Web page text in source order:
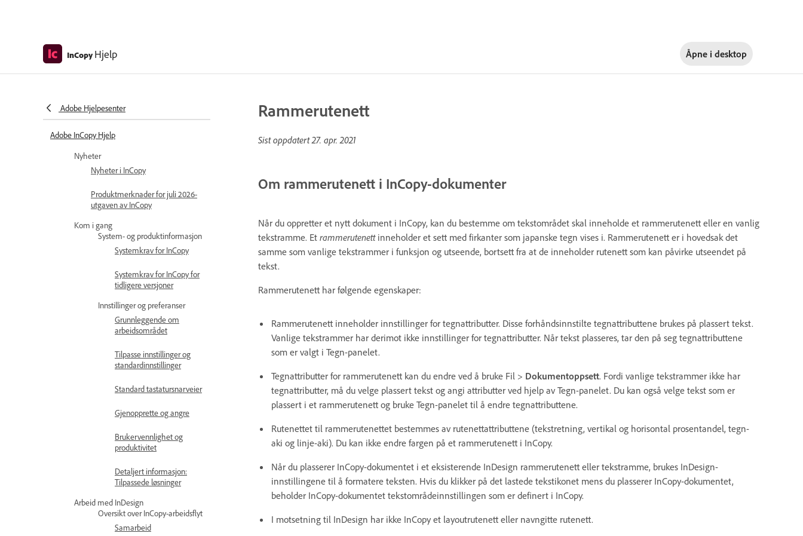
InCopy Hjelp Åpne i desktop
Adobe Hjelpesenter
Adobe InCopy Hjelp
Nyheter
Nyheter i InCopy
Produktmerknader for juli 2026-
utgaven av InCopy
Kom i gang
System- og produktinformasjon
Systemkrav for InCopy
Systemkrav for InCopy for
tidligere versjoner
Innstillinger og preferanser
Grunnleggende om
arbeidsområdet
Tilpasse innstillinger og
standardinnstillinger
Standard tastatursnarveier
Gjenopprette og angre
Brukervennlighet og
produktivitet
Detaljert informasjon:
Tilpassede løsninger
Arbeid med InDesign
Oversikt over InCopy-arbeidsflyt
Samarbeid
Rammerutenett
Sist oppdatert27. apr. 2021
Om rammerutenett i InCopy-dokumenter
Når du oppretter et nytt dokument i InCopy, kan du bestemme om tekstområdet skal inneholde et rammerutenett eller en vanlig
tekstramme. Et rammerutenettinneholder et sett med firkanter som japanske tegn vises i. Rammerutenett er i hovedsak det
samme som vanlige tekstrammer i funksjon og utseende, bortsett fra at de inneholder rutenett som kan påvirke utseendet på
tekst.
Rammerutenett har følgende egenskaper:
Rammerutenett inneholder innstillinger for tegnattributter. Disse forhåndsinnstilte tegnattributtene brukes på plassert tekst.
Vanlige tekstrammer har derimot ikke innstillinger for tegnattributter. Når tekst plasseres, tar den på seg tegnattributtene
som er valgt i Tegn-panelet.
Tegnattributter for rammerutenett kan du endre ved å bruke Fil > Dokumentoppsett. Fordi vanlige tekstrammer ikke har
tegnattributter, må du velge plassert tekst og angi attributter ved hjelp av Tegn-panelet. Du kan også velge tekst som er
plassert i et rammerutenett og bruke Tegn-panelet til å endre tegnattributtene.
Rutenettet til rammerutenettet bestemmes av rutenettattributtene (tekstretning, vertikal og horisontal prosentandel, tegn-
aki og linje-aki). Du kan ikke endre fargen på et rammerutenett i InCopy.
Når du plasserer InCopy-dokumentet i et eksisterende InDesign rammerutenett eller tekstramme, brukes InDesign-
innstillingene til å formatere teksten. Hvis du klikker på det lastede tekstikonet mens du plasserer InCopy-dokumentet,
beholder InCopy-dokumentet tekstområdeinnstillingen som er definert i InCopy.
I motsetning til InDesign har ikke InCopy et layoutrutenett eller navngitte rutenett.